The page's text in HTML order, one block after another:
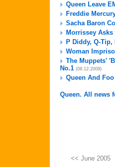
Queen Leave
Freddie
Sacha Baron
Morrissey
P Diddy, Q-
Woman
The Muppets'
No.1 (08.12.2009)
Queen And
Queen. All news
<< June 2005